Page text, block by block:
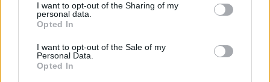
not limited to your visit or usage behaviour. You may click to
grant or deny consent to Google and its third-party tags to
use your data for below specified purposes in below Google
consent section.
I want to opt-out of the Sharing of my
personal data.
Opted In
I want to opt-out of the Sale of my
Personal Data.
Opted In